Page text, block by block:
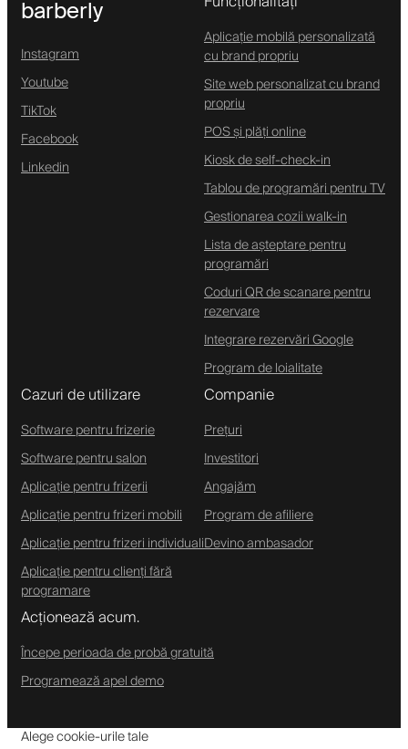
barberly
Instagram
Youtube
TikTok
Facebook
Linkedin
Aplicație mobilă personalizată
cu brand propriu
Site web personalizat cu brand
propriu
POS și plăți online
Kiosk de self-check-in
Tablou de programări pentru TV
Gestionarea cozii walk-in
Lista de așteptare pentru
programări
Coduri QR de scanare pentru
rezervare
Integrare rezervări Google
Program de loialitate
Cazuri de utilizare
Software pentru frizerie
Software pentru salon
Aplicație pentru frizerii
Aplicație pentru frizeri mobili
Aplicație pentru frizeri individuali
Aplicație pentru clienți fără
programare
Companie
Prețuri
Investitori
Angajăm
Program de afiliere
Devino ambasador
Acționează acum.
Începe perioada de probă gratuită
Programează apel demo
Alege cookie-urile tale